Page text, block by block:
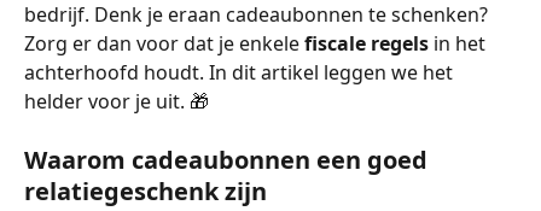
bedrijf. Denk je eraan cadeaubonnen te schenken?
Zorg er dan voor dat je enkele fiscale regels in het
achterhoofd houdt. In dit artikel leggen we het
helder voor je uit. 🎁
Waarom cadeaubonnen een goed
relatiegeschenk zijn